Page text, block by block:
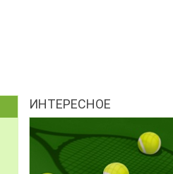
ИНТЕРЕСНОЕ